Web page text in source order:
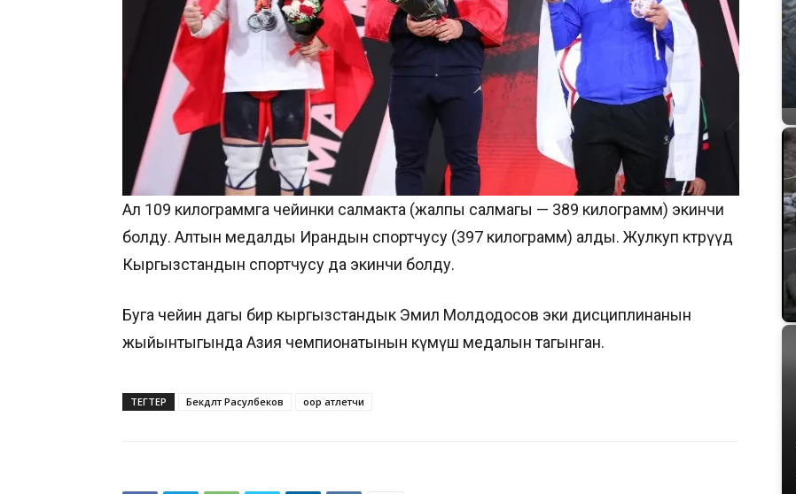
Ал 109 килограммга чейинки салмакта (жалпы салмагы — 389 килограмм) экинчи
болду. Алтын медалды Ирандын спортчусу (397 килограмм) алды. Жулкуп көтөрүүдө
Кыргызстандын спортчусу да экинчи болду.
Буга чейин дагы бир кыргызстандык Эмил Молдодосов эки дисциплинанын
жыйынтыгында Азия чемпионатынын күмүш медалын тагынган.
ТЕГТЕР Бекдөөлөт Расулбеков оор атлетчи